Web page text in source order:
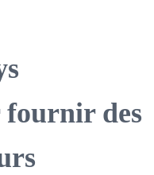
fournir des